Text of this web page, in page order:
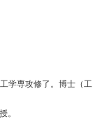
学専攻修了。博士（工
。